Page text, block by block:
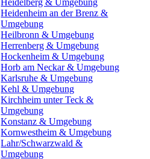
Heidelberg & Umgebung
Heidenheim an der Brenz &
Umgebung
Heilbronn & Umgebung
Herrenberg & Umgebung
Hockenheim & Umgebung
Horb am Neckar & Umgebung
Karlsruhe & Umgebung
Kehl & Umgebung
Kirchheim unter Teck &
Umgebung
Konstanz & Umgebung
Kornwestheim & Umgebung
Lahr/Schwarzwald &
Umgebung